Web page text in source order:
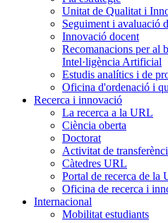
Unitat de Qualitat i
Seguiment i avaluació
Innovació docent
Recomanacions per al
Intel·ligència Artificial
Estudis analítics i de
Oficina d'ordenació i
Recerca i innovació
La recerca a la URL
Ciència oberta
Doctorat
Activitat de
Càtedres URL
Portal de recerca de la
Oficina de recerca i
Internacional
Mobilitat estudiants